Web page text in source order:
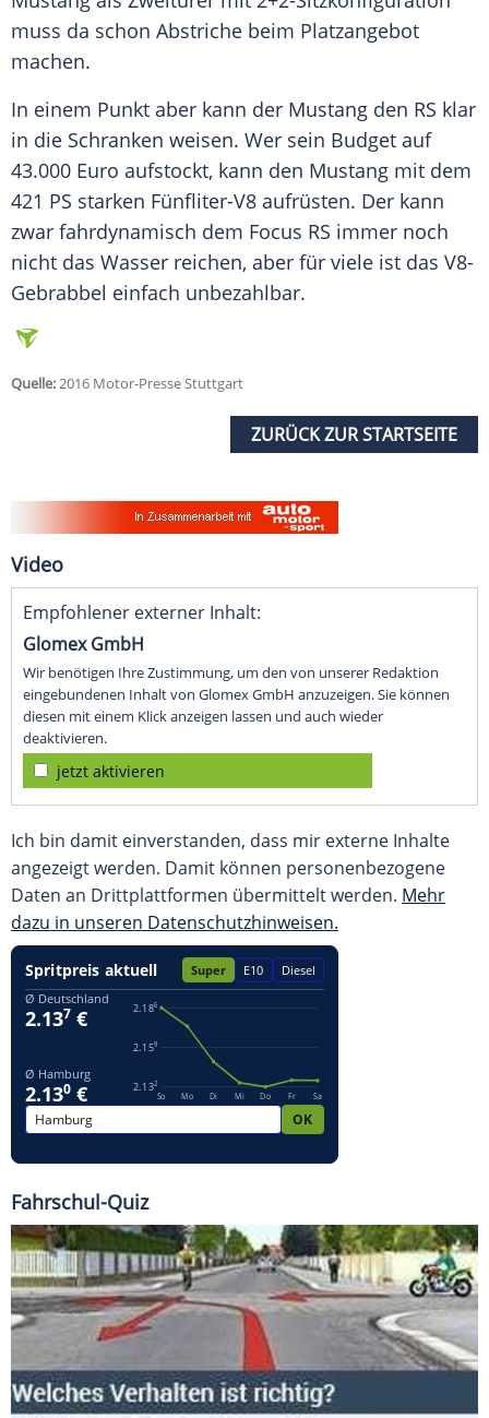
muss da schon Abstriche beim Platzangebot
machen.
In einem Punkt aber kann der Mustang den RS klar
in die Schranken weisen. Wer sein Budget auf
43.000 Euro aufstockt, kann den Mustang mit dem
421 PS starken Fünfliter-V8 aufrüsten. Der kann
zwar fahrdynamisch dem Focus RS immer noch
nicht das Wasser reichen, aber für viele ist das V8-
Gebrabbel einfach unbezahlbar.
Quelle:2016 Motor-Presse Stuttgart
ZURÜCK ZUR STARTSEITE
Video
Empfohlener externer Inhalt:
Glomex GmbH
Wir benötigen Ihre Zustimmung, um den von unserer Redaktion
eingebundenen Inhalt von Glomex GmbH anzuzeigen. Sie können
diesen mit einem Klick anzeigen lassen und auch wieder
deaktivieren.
jetzt aktivieren
Ich bin damit einverstanden, dass mir externe Inhalte
angezeigt werden. Damit können personenbezogene
Daten an Drittplattformen übermittelt werden. Mehr
dazu in unseren Datenschutzhinweisen.
Fahrschul-Quiz